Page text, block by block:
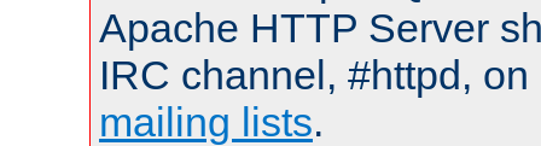
Apache HTTP Server
IRC channel, #httpd,
mailing lists.